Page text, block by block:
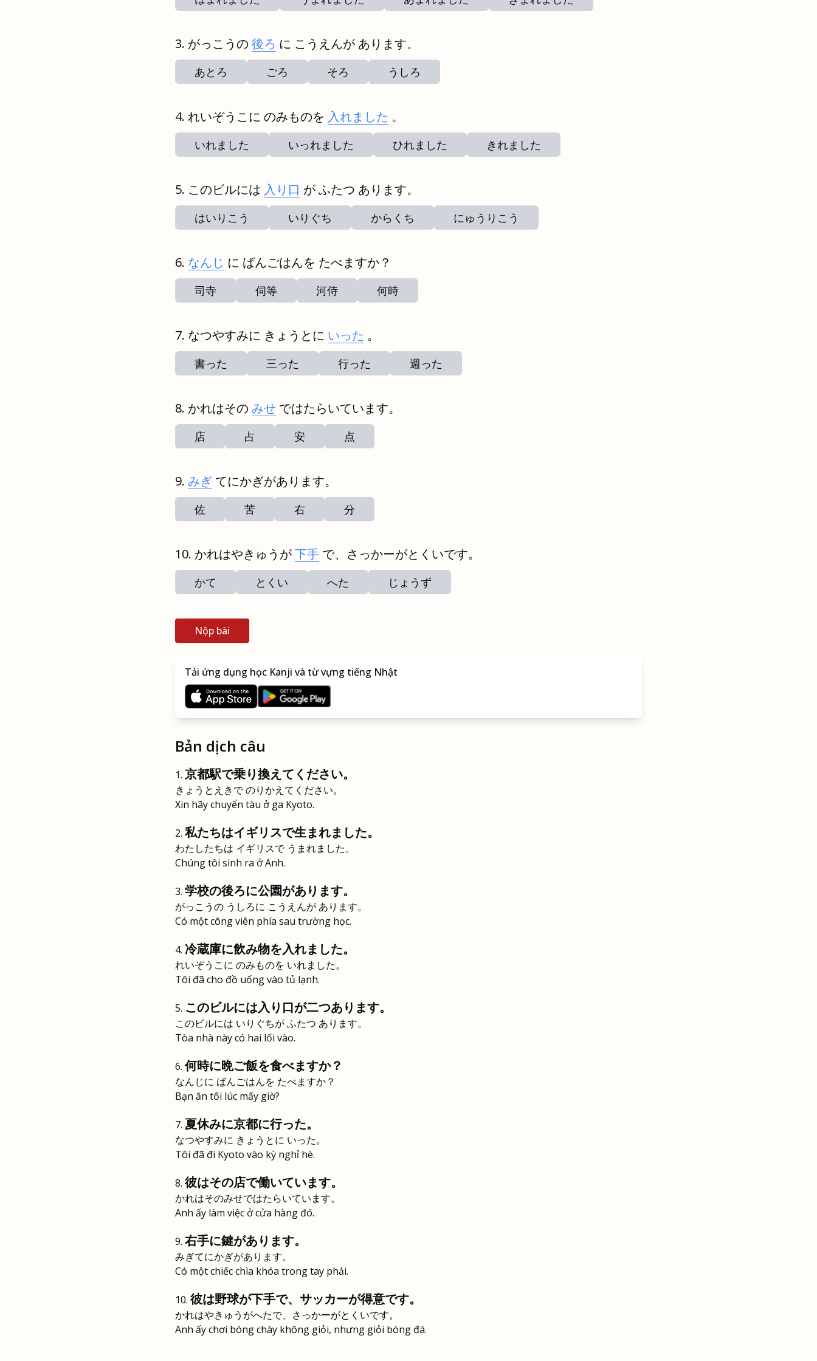
がっこうの 後ろ に こうえんが あります。
あとろ ごろ そろ うしろ
れいぞうこに のみものを 入れました 。
いれました いっれました ひれました きれました
このビルには 入り口 が ふたつ あります。
はいりこう いりぐち からくち にゅうりこう
なんじ に ばんごはんを たべますか？
司寺 伺等 河侍 何時
なつやすみに きょうとに いった 。
書った 三った 行った 週った
かれはその みせ ではたらいています。
店 占 安 点
みぎ てにかぎがあります。
佐 苦 右 分
かれはやきゅうが下手 で、さっかーがとくいです。
かて とくい へた じょうず
Nộp bài
Tải ứng dụng học Kanji và từ vựng tiếng Nhật
Bản dịch câu
京都駅で乗り換えてください。
きょうとえきで のりかえてください。
Xin hãy chuyển tàu ở ga Kyoto.
私たちはイギリスで生まれました。
わたしたちは イギリスで うまれました。
Chúng tôi sinh ra ở Anh.
学校の後ろに公園があります。
がっこうの うしろに こうえんが あります。
Có một công viên phía sau trường học.
冷蔵庫に飲み物を入れました。
れいぞうこに のみものを いれました。
Tôi đã cho đồ uống vào tủ lạnh.
このビルには入り口が二つあります。
このビルには いりぐちが ふたつ あります。
Tòa nhà này có hai lối vào.
何時に晩ご飯を食べますか？
なんじに ばんごはんを たべますか？
Bạn ăn tối lúc mấy giờ?
夏休みに京都に行った。
なつやすみに きょうとに いった。
Tôi đã đi Kyoto vào kỳ nghỉ hè.
彼はその店で働いています。
かれはそのみせではたらいています。
Anh ấy làm việc ở cửa hàng đó.
右手に鍵があります。
みぎてにかぎがあります。
Có một chiếc chìa khóa trong tay phải.
彼は野球が下手で、サッカーが得意です。
かれはやきゅうがへたで、さっかーがとくいです。
Anh ấy chơi bóng chày không giỏi, nhưng giỏi bóng đá.